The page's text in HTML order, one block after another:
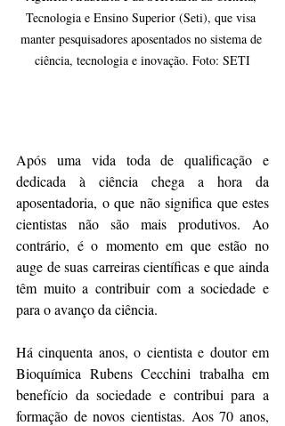
Tecnologia e Ensino Superior (Seti), que visa
manter pesquisadores aposentados no sistema de
ciência, tecnologia e inovação. Foto: SETI
Após uma vida toda de qualificação e
dedicada à ciência chega a hora da
aposentadoria, o que não significa que estes
cientistas não são mais produtivos. Ao
contrário, é o momento em que estão no
auge de suas carreiras científicas e que ainda
têm muito a contribuir com a sociedade e
para o avanço da ciência.
Há cinquenta anos, o cientista e doutor em
Bioquímica Rubens Cecchini trabalha em
benefício da sociedade e contribui para a
formação de novos cientistas. Aos 70 anos,